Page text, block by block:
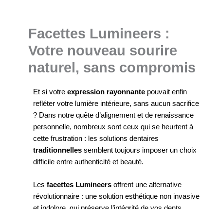
Facettes Lumineers :
Votre nouveau sourire
naturel, sans compromis
Et si votre expression rayonnantepouvait enfin
refléter votre lumière intérieure, sans aucun sacrifice
? Dans notre quête d’alignement et de renaissance
personnelle, nombreux sont ceux qui se heurtent à
cette frustration : les solutions dentaires
traditionnellessemblent toujours imposer un choix
difficile entre authenticité et beauté.
Les facettes Lumineersoffrent une alternative
révolutionnaire : une solution esthétique non invasive